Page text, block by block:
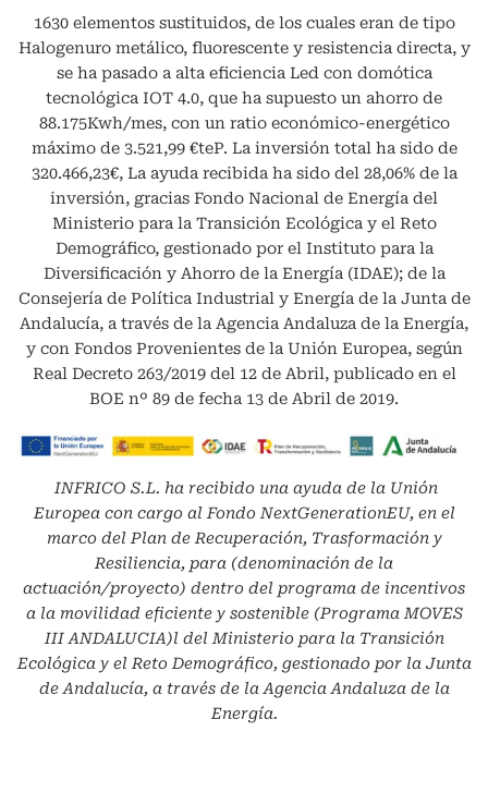
1630 elementos sustituidos, de los cuales eran de tipo
Halogenuro metálico, fluorescente y resistencia directa, y
se ha pasado a alta eficiencia Led con domótica
tecnológica IOT 4.0, que ha supuesto un ahorro de
88.175Kwh/mes, con un ratio económico-energético
máximo de 3.521,99 €teP. La inversión total ha sido de
320.466,23€, La ayuda recibida ha sido del 28,06% de la
inversión, gracias Fondo Nacional de Energía del
Ministerio para la Transición Ecológica y el Reto
Demográfico, gestionado por el Instituto para la
Diversificación y Ahorro de la Energía (IDAE); de la
Consejería de Política Industrial y Energía de la Junta de
Andalucía, a través de la Agencia Andaluza de la Energía,
y con Fondos Provenientes de la Unión Europea, según
Real Decreto 263/2019 del 12 de Abril, publicado en el
BOE nº 89 de fecha 13 de Abril de 2019.
INFRICO S.L. ha recibido una ayuda de la Unión
Europea con cargo al Fondo NextGenerationEU, en el
marco del Plan de Recuperación, Trasformación y
Resiliencia, para (denominación de la
actuación/proyecto) dentro del programa de incentivos
a la movilidad eficiente y sostenible (Programa MOVES
III ANDALUCIA)l del Ministerio para la Transición
Ecológica y el Reto Demográfico, gestionado por la Junta
de Andalucía, a través de la Agencia Andaluza de la
Energía.